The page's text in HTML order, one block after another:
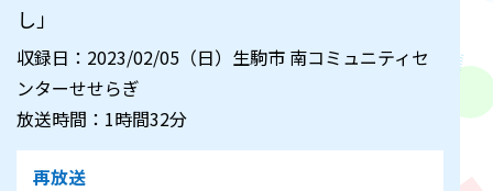
し」
収録日：2023/02/05（日）生駒市 南コミュニティセ
ンターせせらぎ
放送時間：1時間32分
再放送